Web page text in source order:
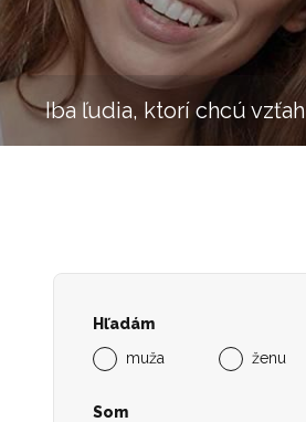
Iba ľudia, ktorí chcú vzťah
Hľadám
muža
ženu
Som